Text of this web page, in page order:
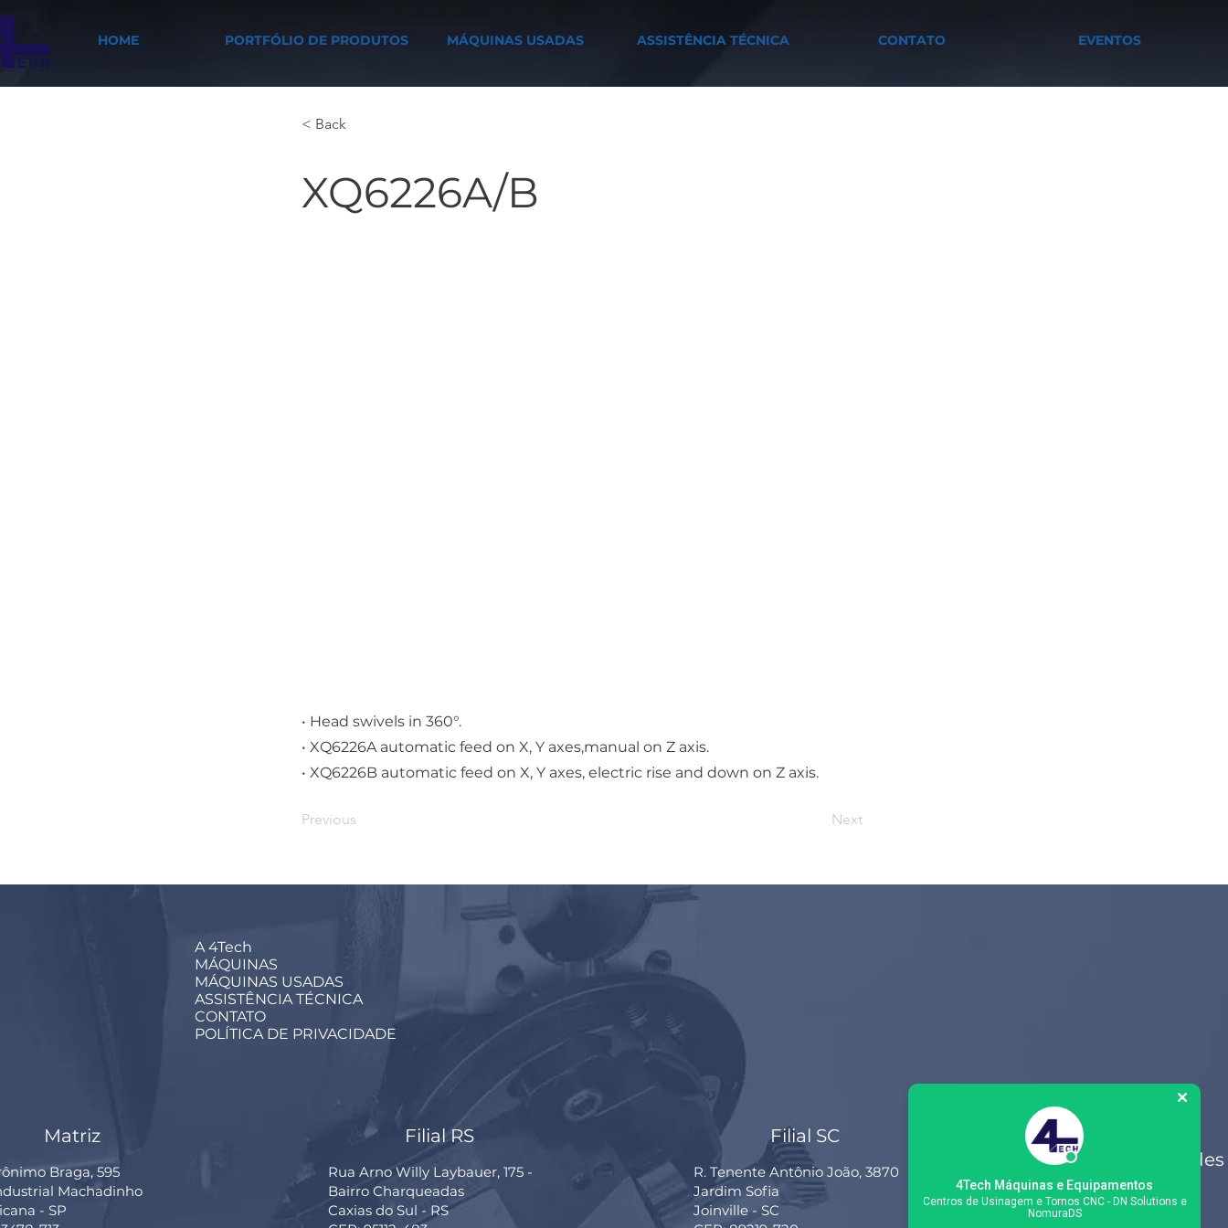
HOME PORTFÓLIO DE PRODUTOS MÁQUINAS USADAS ASSISTÊNCIA TÉCNICA CONTATO EVENTOS
< Back
XQ6226A/B
• Head swivels in 360°.
• XQ6226A automatic feed on X, Y axes,manual on Z axis.
• XQ6226B automatic feed on X, Y axes, electric rise and down on Z axis.
Previous Next
A 4Tech
MÁQUINAS
MÁQUINAS USADAS
ASSISTÊNCIA TÉCNICA
CONTATO
POLÍTICA DE PRIVACIDADE
Matriz
Braga, 595
Machadinho
- SP
Filial RS
Rua Arno Willy Laybauer, 175 -
Bairro Charqueadas
Caxias do Sul - RS
Filial SC
R. Tenente Antônio João, 3870
Jardim Sofia
Joinville - SC
Siga-nos nas redes
sociais
4Tech Máquinas e Equipamentos
Centros de Usinagem e Tornos CNC - DN Solutions e
NomuraDS